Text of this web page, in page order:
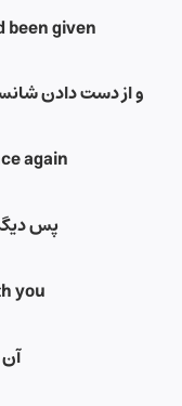
been given
و از دست دادن
again
پس
you